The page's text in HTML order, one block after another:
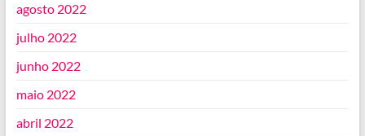
agosto 2022
julho 2022
junho 2022
maio 2022
abril 2022